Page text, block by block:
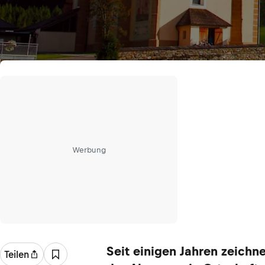
Werbung
Teilen
Seit einigen Jahren